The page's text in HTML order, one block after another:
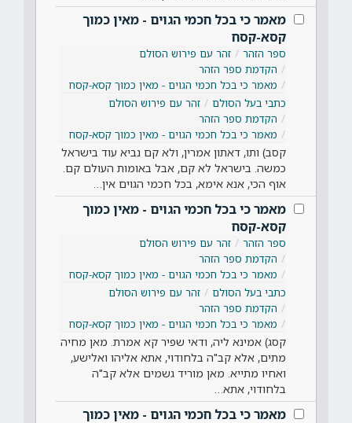
מאמר כי בכל חכמי הגוים - מאין כמוך
קסא-קסח
ספר הזהר
זהר עם פירוש הסולם
הקדמת ספר הזהר
מאמר כי בכל חכמי הגוים - מאין כמוך קסא-קסח
כתבי בעל הסולם
זהר עם פירוש הסולם
הקדמת ספר הזהר
מאמר כי בכל חכמי הגוים - מאין כמוך קסא-קסח
קסב) ותו, דאתון אמרין, ולא קם נביא עוד בישראל
כמשה. בישראל לא קם, אבל באומות העולם קם.
אוף הכי, אנא אימא, בכל חכמי הגוים אין…
מאמר כי בכל חכמי הגוים - מאין כמוך
קסא-קסח
ספר הזהר
זהר עם פירוש הסולם
הקדמת ספר הזהר
מאמר כי בכל חכמי הגוים - מאין כמוך קסא-קסח
כתבי בעל הסולם
זהר עם פירוש הסולם
הקדמת ספר הזהר
מאמר כי בכל חכמי הגוים - מאין כמוך קסא-קסח
קסג) אמינא ליה, ודאי שפיר קא אמרת. מאן מחיה
מתים, אלא קב"ה בלחודוי, אתא אליהו ואלישע,
ואחיו מתייא. מאן מוריד גשמים אלא קב"ה
בלחודוי, אתא…
מאמר כי בכל חכמי הגוים - מאין כמוך